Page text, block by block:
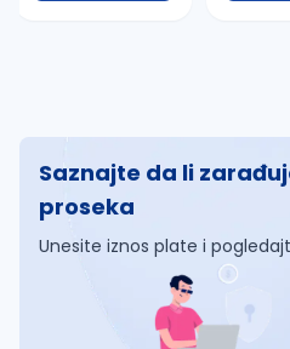
Saznajte da li
proseka
Unesite iznos plate i